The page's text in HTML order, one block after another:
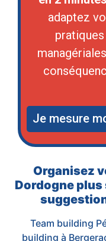
adaptez
pratiques
Je mesure
Organisez
Dordogne plus
Team building
building à